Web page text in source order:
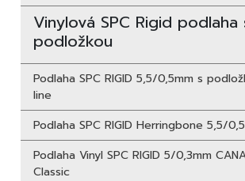
Vinylová SPC Rigid podlaha
podložkou
Podlaha SPC RIGID 5,5/0,5mm s
line
Podlaha SPC RIGID Herringbone 5,5/
Podlaha Vinyl SPC RIGID 5/0,3mm
Classic